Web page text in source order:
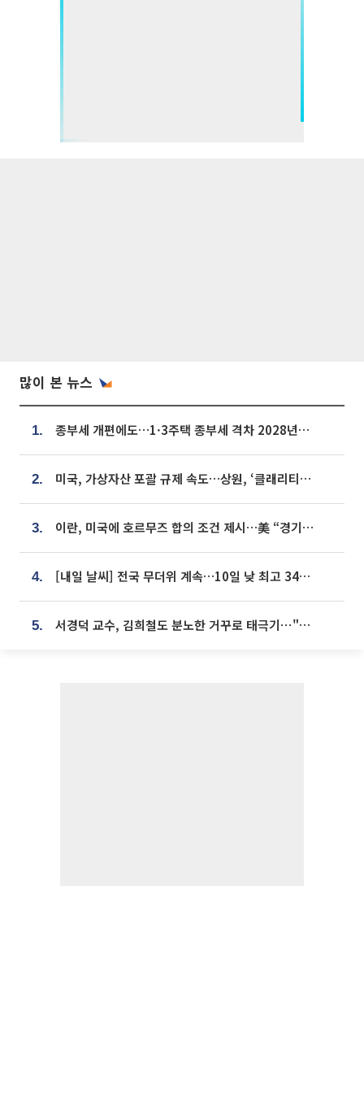
많이 본 뉴스
1. 종부세 개편에도…1·3주택 종부세 격차 2028년부터 확대
2. 미국, 가상자산 포괄 규제 속도…상원, ‘클래리티법’ 9월 절차투표 추진
3. 이란, 미국에 호르무즈 합의 조건 제시…美 “경기 아직 안 끝나” [종합]
4. [내일 날씨] 전국 무더위 계속…10일 낮 최고 34도 육박
5. 서경덕 교수, 김희철도 분노한 거꾸로 태극기⋯"엉터리는 아냐, 아쉬울 뿐"